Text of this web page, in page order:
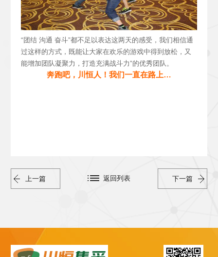
“团结 沟通 奋斗”都不足以表达这两天的感受，我们相信通
过这样的方式，既能让大家在欢乐的游戏中得到放松，又
能增加团队凝聚力，打造充满战斗力”的优秀团队。
奔跑吧，川恒人！我们一直在路上…
上一篇 下一篇
返回列表